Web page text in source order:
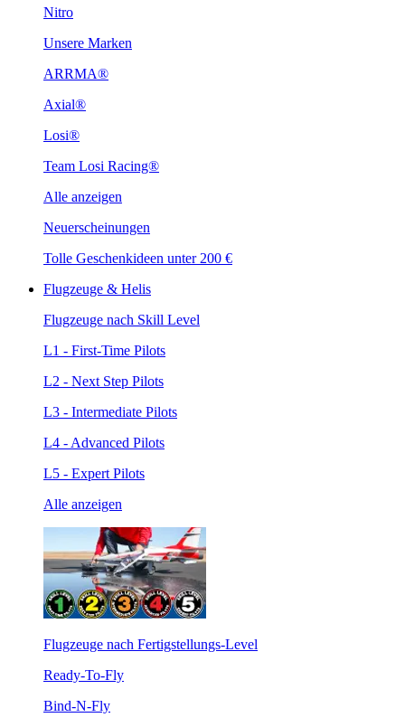
Nitro
Unsere Marken
ARRMA®
Axial®
Losi®
Team Losi Racing®
Alle anzeigen
Neuerscheinungen
Tolle Geschenkideen unter 200 €
Flugzeuge & Helis
Flugzeuge nach Skill Level
L1 - First-Time Pilots
L2 - Next Step Pilots
L3 - Intermediate Pilots
L4 - Advanced Pilots
L5 - Expert Pilots
Alle anzeigen
Flugzeuge nach Fertigstellungs-Level
Ready-To-Fly
Bind-N-Fly